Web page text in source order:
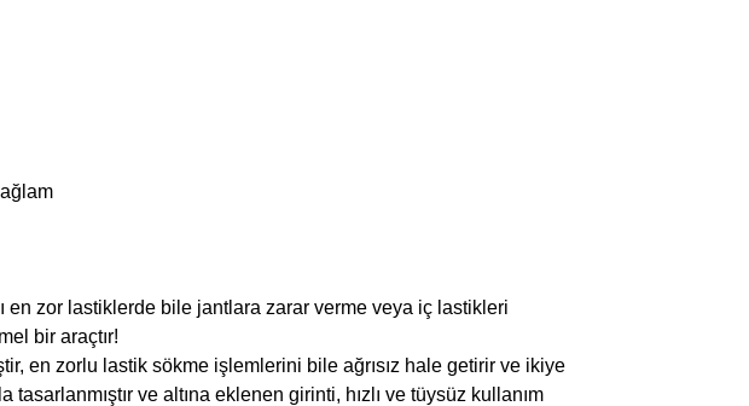
en zor lastiklerde bile jantlara zarar verme veya iç lastikleri
bir araçtır!
en zorlu lastik sökme işlemlerini bile ağrısız hale getirir ve ikiye
ve altına eklenen girinti, hızlı ve tüysüz kullanım